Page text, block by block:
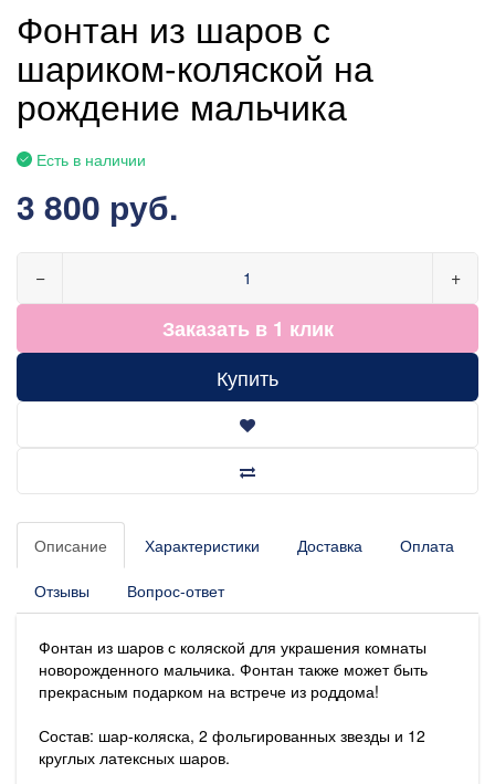
Фонтан из шаров с
шариком-коляской на
рождение мальчика
Есть в наличии
3 800 руб.
− +
Заказать в 1 клик
Купить
Описание Характеристики Доставка Оплата
Отзывы Вопрос-ответ
Фонтан из шаров с коляской для украшения комнаты
новорожденного мальчика. Фонтан также может быть
прекрасным подарком на встрече из роддома!
Состав: шар-коляска, 2 фольгированных звезды и 12
круглых латексных шаров.